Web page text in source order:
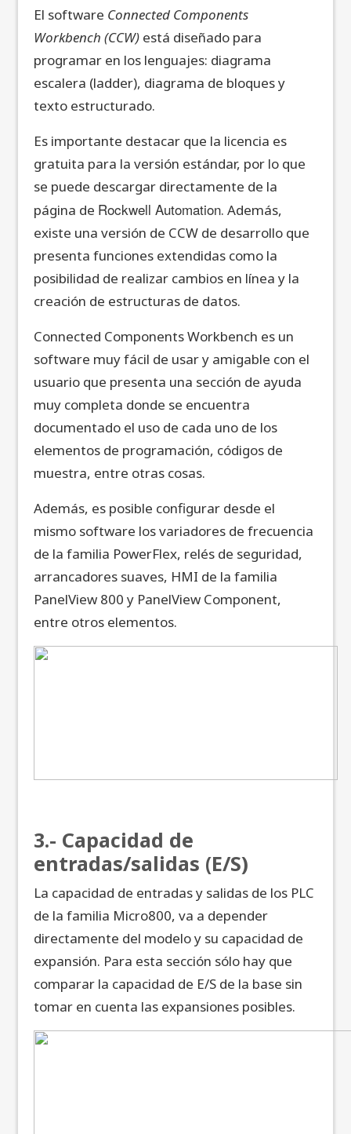
El software Connected Components
Workbench (CCW) está diseñado para
programar en los lenguajes: diagrama
escalera (ladder), diagrama de bloques y
texto estructurado.
Es importante destacar que la licencia es
gratuita para la versión estándar, por lo que
se puede descargar directamente de la
página de Rockwell Automation. Además,
existe una versión de CCW de desarrollo que
presenta funciones extendidas como la
posibilidad de realizar cambios en línea y la
creación de estructuras de datos.
Connected Components Workbench es un
software muy fácil de usar y amigable con el
usuario que presenta una sección de ayuda
muy completa donde se encuentra
documentado el uso de cada uno de los
elementos de programación, códigos de
muestra, entre otras cosas.
Además, es posible configurar desde el
mismo software los variadores de frecuencia
de la familia PowerFlex, relés de seguridad,
arrancadores suaves, HMI de la familia
PanelView 800 y PanelView Component,
entre otros elementos.
3.- Capacidad de
entradas/salidas (E/S)
La capacidad de entradas y salidas de los PLC
de la familia Micro800, va a depender
directamente del modelo y su capacidad de
expansión. Para esta sección sólo hay que
comparar la capacidad de E/S de la base sin
tomar en cuenta las expansiones posibles.